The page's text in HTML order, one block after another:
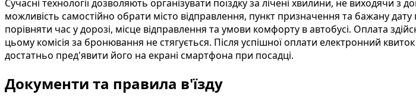
Сучасні технології дозволяють організувати поїздку за лічені хвилини, не виходячи з
можливість самостійно обрати місто відправлення, пункт призначення та бажану
порівняти час у дорозі, місце відправлення та умови комфорту в автобусі. Оплата
цьому комісія за бронювання не стягується. Після успішної оплати електронний
достатньо пред'явити його на екрані смартфона при посадці.
Документи та правила в'їзду